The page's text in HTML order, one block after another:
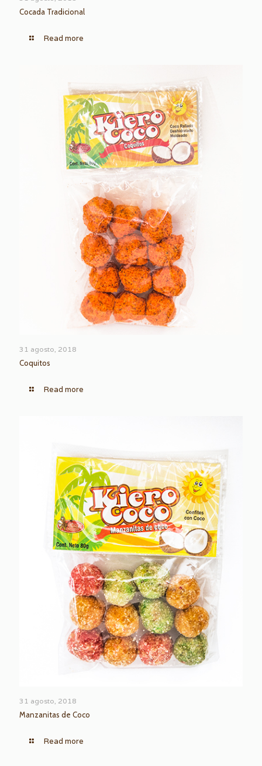
Cocada Tradicional
Read more
31 agosto, 2018
Coquitos
Read more
31 agosto, 2018
Manzanitas de Coco
Read more